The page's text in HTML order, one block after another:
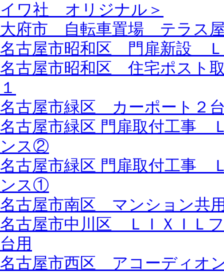
イワ社 オリジナル＞
大府市 自転車置場 テラス
名古屋市昭和区 門扉新設
名古屋市昭和区 住宅ポスト
１
名古屋市緑区 カーポート２
名古屋市緑区 門扉取付工事
ンス②
名古屋市緑区 門扉取付工事
ンス①
名古屋市南区 マンション共
名古屋市中川区 ＬＩＸＩＬ
台用
名古屋市西区 アコーディオ